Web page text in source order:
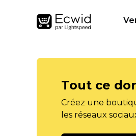
Tout ce
Créez une
les réseaux